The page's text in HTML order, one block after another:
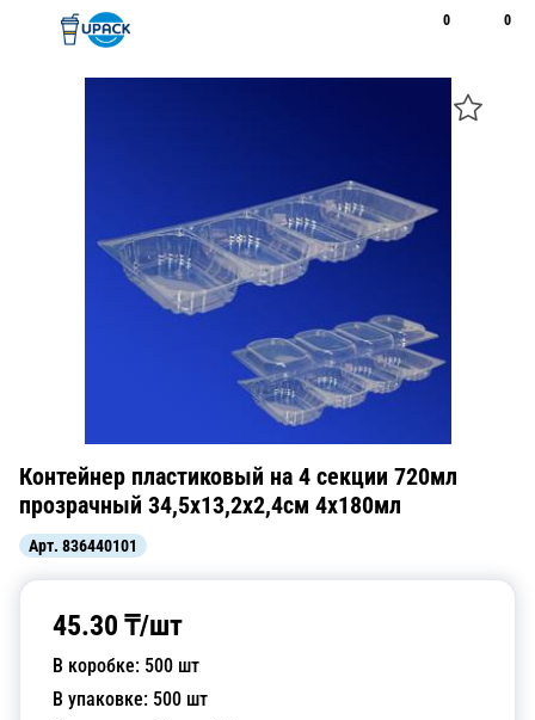
0 0
Контейнер пластиковый на 4 секции 720мл
прозрачный 34,5х13,2х2,4см 4х180мл
Арт. 836440101
45.30 ₸/шт
В коробке: 500 шт
В упаковке: 500 шт